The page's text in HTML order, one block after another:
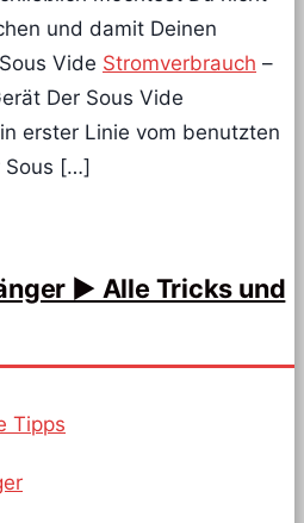
und damit Deinen
Vide Stromverbrauch –
Der Sous Vide
erster Linie vom benutzten
Sous […]
► Alle Tricks und
Tipps